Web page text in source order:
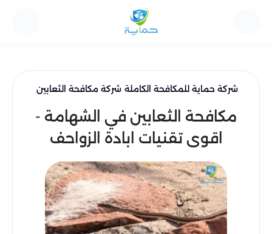
شركة حماية للمكافحة الكاملة شركة مكافحة الثعابين
مكافحة الثعابين في الشهامة -
اقوى تقنيات ابادة الزواحف